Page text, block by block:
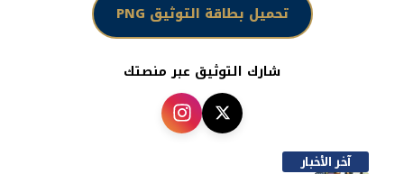
تحميل بطاقة التوثيق PNG
شارك التوثيق عبر منصتك
آخر الأخبار